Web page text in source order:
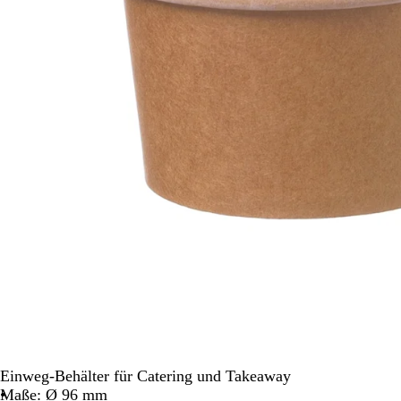
Schwenken.
Einweg-Behälter für Catering und Takeaway
Maße: Ø 96 mm